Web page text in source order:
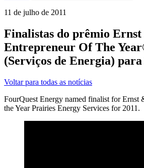
11 de julho de 2011
Finalistas do prêmio
Entrepreneur Of The
(Serviços de Energia) para
Voltar para todas as notícias
FourQuest Energy named finalist for Ernst
the Year Prairies Energy Services for 2011.